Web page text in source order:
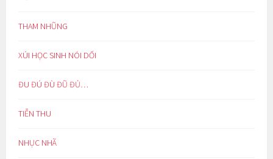
THAM NHŨNG
XÚI HỌC SINH NÓI DỐI
ĐU ĐÚ ĐÙ ĐŨ ĐỦ…
TIỄN THU
NHỤC NHÃ